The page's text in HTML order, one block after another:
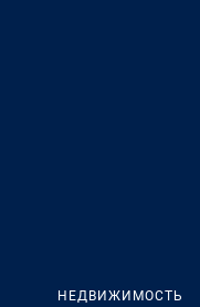
НЕДВИЖИМОСТЬ